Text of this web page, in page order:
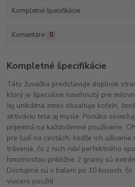
Kompletné špecifikácie
Komentáre 0
Kompletné špecifikácie
Táto žuvačka predstavuje doplnok
ktorý je špeciálne navrhnutý pre
Jej unikátna zmes obsahuje kofeín,
aktiváciu tela aj mysle. Ponúka
príjemná na každodenné používanie.
pre ľudí na cestách, keďže ich užívanie
trávenie, čo z nich robí perfektného
hmotnosťou približne 2 gramy sú
Dostupné sú v balení po 10 kusoch,
viacero použití.